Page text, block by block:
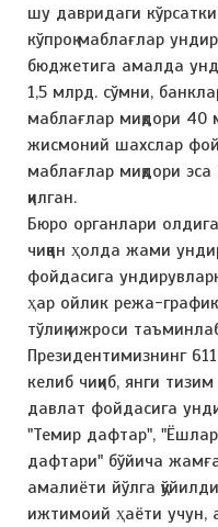
шу давридаги
кўпроқ маблағлар
бюджетига амалда
1,5 млрд. сўмни,
маблағлар миқдори
жисмоний шахслар
маблағлар миқдори
қилган.
Бюро органлари
чиққан ҳолда жами
фойдасига
ҳар ойлик режа-
тўлиқ ижроси
Президентимизнинг
келиб чиқиб, янги
давлат фойдасига
"Темир дафтар",
дафтари" бўйича
амалиёти йўлга
ижтимоий ҳаёти учун,